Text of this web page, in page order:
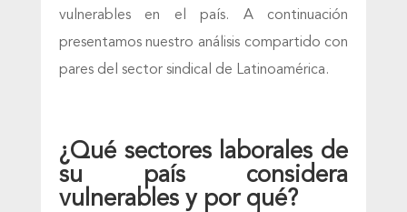
vulnerables en el país. A continuación
presentamos nuestro análisis compartido con
pares del sector sindical de Latinoamérica.
¿Qué sectores laborales de
su país considera
vulnerables y por qué?